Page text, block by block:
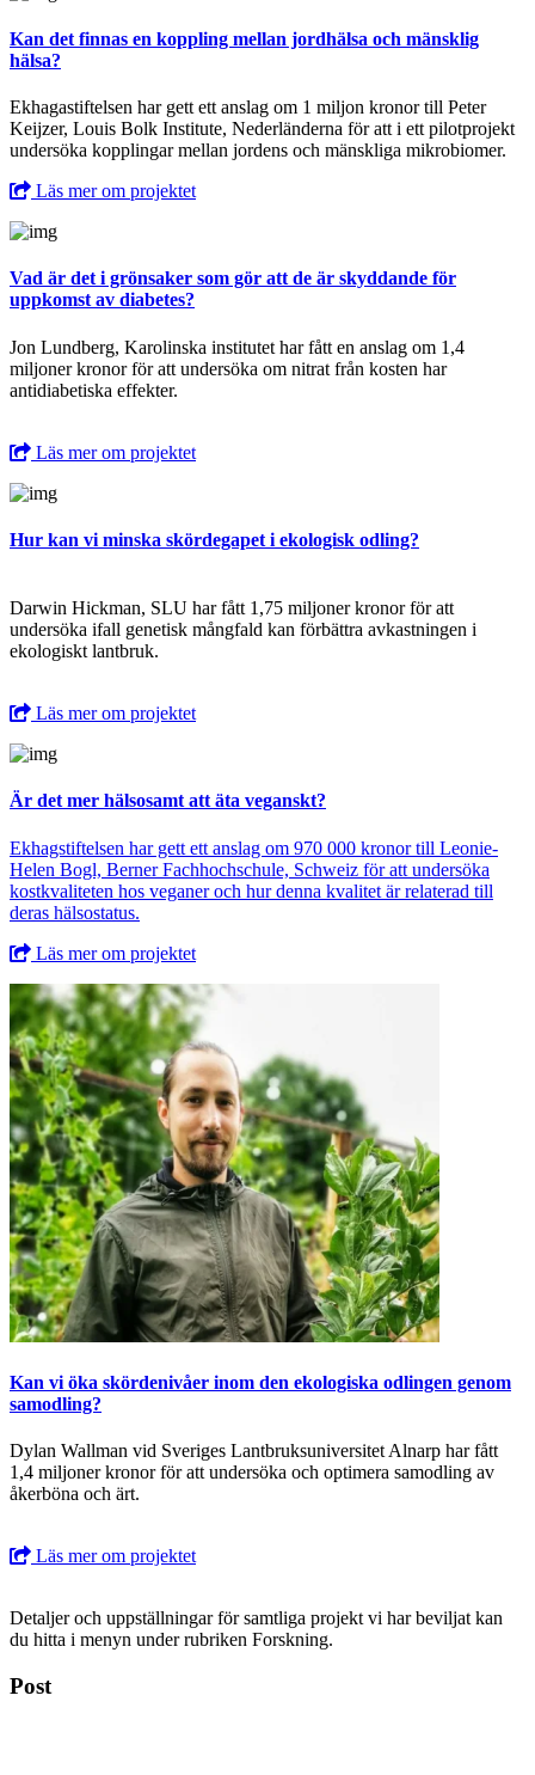
Kan det finnas en koppling mellan jordhälsa och mänsklig
hälsa?
Ekhagastiftelsen har gett ett anslag om 1 miljon kronor till Peter
Keijzer, Louis Bolk Institute, Nederländerna för att i ett pilotprojekt
undersöka kopplingar mellan jordens och mänskliga mikrobiomer.
Läs mer om projektet
Vad är det i grönsaker som gör att de är skyddande för
uppkomst av diabetes?
Jon Lundberg, Karolinska institutet har fått en anslag om 1,4
miljoner kronor för att undersöka om nitrat från kosten har
antidiabetiska effekter.
Läs mer om projektet
Hur kan vi minska skördegapet i ekologisk odling?
Darwin Hickman, SLU har fått 1,75 miljoner kronor för att
undersöka ifall genetisk mångfald kan förbättra avkastningen i
ekologiskt lantbruk.
Läs mer om projektet
Är det mer hälsosamt att äta veganskt?
Ekhagstiftelsen har gett ett anslag om 970 000 kronor till Leonie-
Helen Bogl, Berner Fachhochschule, Schweiz för att undersöka
kostkvaliteten hos veganer och hur denna kvalitet är relaterad till
deras hälsostatus.
Läs mer om projektet
Kan vi öka skördenivåer inom den ekologiska odlingen genom
samodling?
Dylan Wallman vid Sveriges Lantbruksuniversitet Alnarp har fått
1,4 miljoner kronor för att undersöka och optimera samodling av
åkerböna och ärt.
Läs mer om projektet
Detaljer och uppställningar för samtliga projekt vi har beviljat kan
du hitta i menyn under rubriken Forskning.
Post